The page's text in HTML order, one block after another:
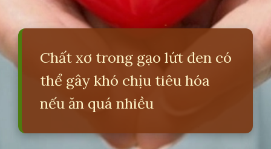
Chất xơ trong gạo lứt đen có
thể gây khó chịu tiêu hóa
nếu ăn quá nhiều